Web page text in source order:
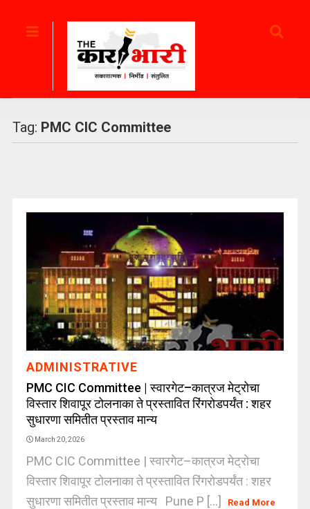
Tag: PMC CIC Committee
ADMINISTRATIVE
PMC CIC Committee | स्वारगेट–कात्रज मेट्रोचा
विस्तार शिवापूर टोलनाका ते प्रस्तावित रिंगरोडपर्यंत : शहर
सुधारणा समितीत प्रस्ताव मान्य
March 20, 2026
PMC CIC Committee | स्वारगेट–कात्रज मेट्रोचा
विस्तार शिवापूर टोलनाका ते प्रस्तावित रिंगरोडपर्यंत : शहर
सुधारणा समितीत प्रस्ताव मान्य Pune P [...]
Read More